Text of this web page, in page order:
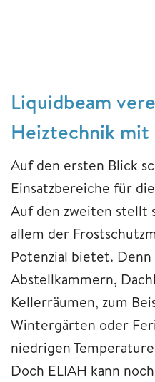
Liquidbeam
Heiztechnik
Auf den ersten Blick
Einsatzbereiche für
Auf den zweiten stellt
allem der
Potenzial bietet.
Abstellkammern,
Kellerräumen, zum
Wintergärten oder
niedrigen
Doch ELIAH kann